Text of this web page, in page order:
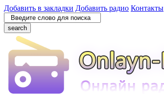
Добавить в закладки Добавить радио Контакты
search